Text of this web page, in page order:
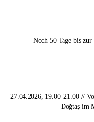
Noch 50 Tage bis
27.04.2026, 19.00–21.00 //
Doğtaş im